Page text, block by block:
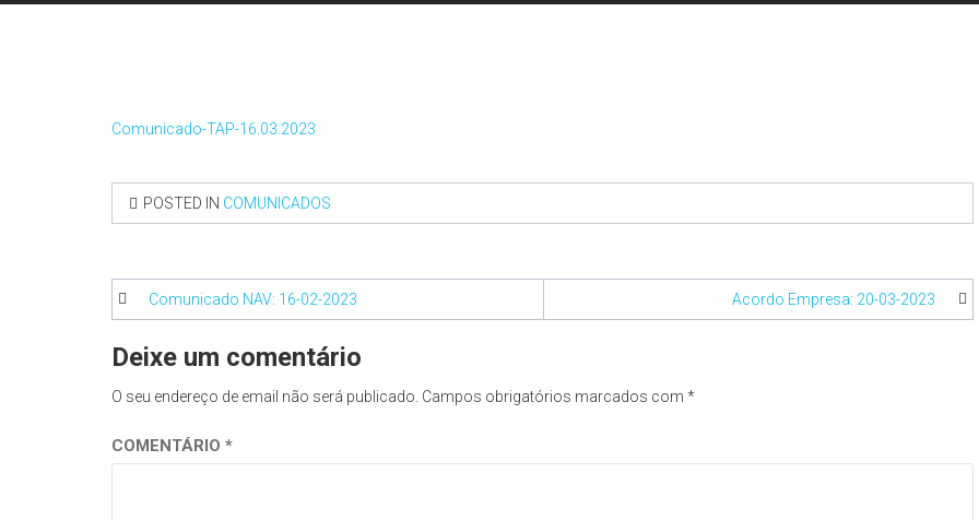
Comunicado-TAP-16.03.2023
POSTED IN COMUNICADOS
Navegação
de
artigos
Comunicado NAV: 16-02-2023 Acordo Empresa: 20-03-2023
Deixe um comentário
O seu endereço de email não será publicado. Campos obrigatórios marcados com *
COMENTÁRIO *